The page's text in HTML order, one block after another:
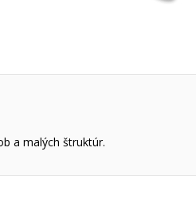
a malých štruktúr.